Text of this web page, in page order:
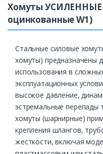
Хомуты УСИЛЕННЫЕ
оцинкованные W1)
Стальные силовые
хомуты) предназначены
использования в
эксплуатационных
высокое давление,
эстремальные перепады
хомуты (шарнирные)
крепления шлангов,
жесткости, включая